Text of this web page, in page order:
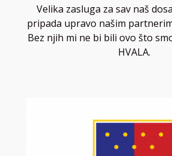
Velika zasluga za sav naš
pripada upravo našim
Bez njih mi ne bi bili ovo što
HVALA.